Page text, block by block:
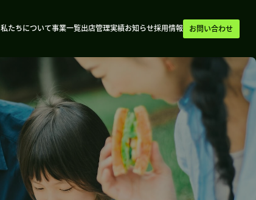
私たちについて事業一覧出店管理実績お知らせ採用情報 お問い合わせ